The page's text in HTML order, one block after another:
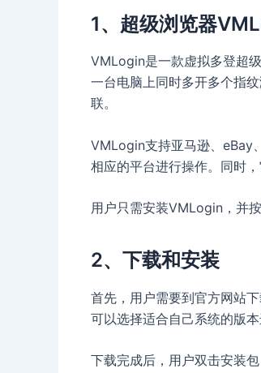
1、超级浏览器
VMLogin是一款虚拟多登超
一台电脑上同时多开多个指
联。
VMLogin支持亚马逊、eBay
相应的平台进行操作。同时
用户只需安装VMLogin，并
2、下载和安装
首先，用户需要到官方网站
可以选择适合自己系统的版本
下载完成后，用户双击安装